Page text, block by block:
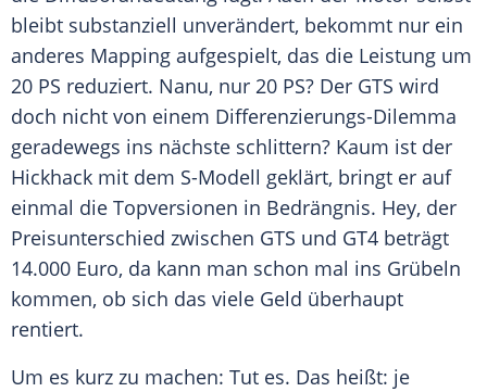
bleibt substanziell unverändert, bekommt nur ein
anderes Mapping aufgespielt, das die Leistung um
20 PS reduziert. Nanu, nur 20 PS? Der GTS wird
doch nicht von einem Differenzierungs-Dilemma
geradewegs ins nächste schlittern? Kaum ist der
Hickhack mit dem S-Modell geklärt, bringt er auf
einmal die Topversionen in Bedrängnis. Hey, der
Preisunterschied zwischen GTS und GT4 beträgt
14.000 Euro, da kann man schon mal ins Grübeln
kommen, ob sich das viele Geld überhaupt
rentiert.
Um es kurz zu machen: Tut es. Das heißt: je